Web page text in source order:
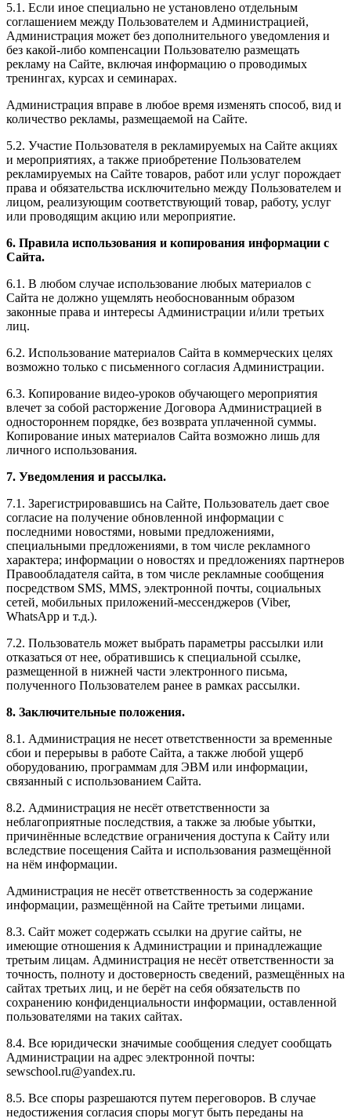
5.1. Если иное специально не установлено отдельным
соглашением между Пользователем и Администрацией,
Администрация может без дополнительного уведомления и
без какой-либо компенсации Пользователю размещать
рекламу на Сайте, включая информацию о проводимых
тренингах, курсах и семинарах.
Администрация вправе в любое время изменять способ, вид и
количество рекламы, размещаемой на Сайте.
5.2. Участие Пользователя в рекламируемых на Сайте акциях
и мероприятиях, а также приобретение Пользователем
рекламируемых на Сайте товаров, работ или услуг порождает
права и обязательства исключительно между Пользователем и
лицом, реализующим соответствующий товар, работу, услуг
или проводящим акцию или мероприятие.
6. Правила использования и копирования информации с
Сайта.
6.1. В любом случае использование любых материалов с
Сайта не должно ущемлять необоснованным образом
законные права и интересы Администрации и/или третьих
лиц.
6.2. Использование материалов Сайта в коммерческих целях
возможно только с письменного согласия Администрации.
6.3. Копирование видео-уроков обучающего мероприятия
влечет за собой расторжение Договора Администрацией в
одностороннем порядке, без возврата уплаченной суммы.
Копирование иных материалов Сайта возможно лишь для
личного использования.
7. Уведомления и рассылка.
7.1. Зарегистрировавшись на Сайте, Пользователь дает свое
согласие на получение обновленной информации с
последними новостями, новыми предложениями,
специальными предложениями, в том числе рекламного
характера; информации о новостях и предложениях партнеров
Правообладателя сайта, в том числе рекламные сообщения
посредством SMS, MMS, электронной почты, социальных
сетей, мобильных приложений-мессенджеров (Viber,
WhatsApp и т.д.).
7.2. Пользователь может выбрать параметры рассылки или
отказаться от нее, обратившись к специальной ссылке,
размещенной в нижней части электронного письма,
полученного Пользователем ранее в рамках рассылки.
8. Заключительные положения.
8.1. Администрация не несет ответственности за временные
сбои и перерывы в работе Сайта, а также любой ущерб
оборудованию, программам для ЭВМ или информации,
связанный с использованием Сайта.
8.2. Администрация не несёт ответственности за
неблагоприятные последствия, а также за любые убытки,
причинённые вследствие ограничения доступа к Сайту или
вследствие посещения Сайта и использования размещённой
на нём информации.
Администрация не несёт ответственность за содержание
информации, размещённой на Сайте третьими лицами.
8.3. Сайт может содержать ссылки на другие сайты, не
имеющие отношения к Администрации и принадлежащие
третьим лицам. Администрация не несёт ответственности за
точность, полноту и достоверность сведений, размещённых на
сайтах третьих лиц, и не берёт на себя обязательств по
сохранению конфиденциальности информации, оставленной
пользователями на таких сайтах.
8.4. Все юридически значимые сообщения следует сообщать
Администрации на адрес электронной почты:
sewschool.ru@yandex.ru.
8.5. Все споры разрешаются путем переговоров. В случае
недостижения согласия споры могут быть переданы на